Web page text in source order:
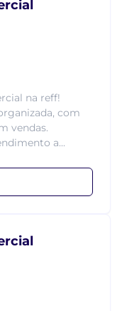
na reff!
com
vendas.
a...